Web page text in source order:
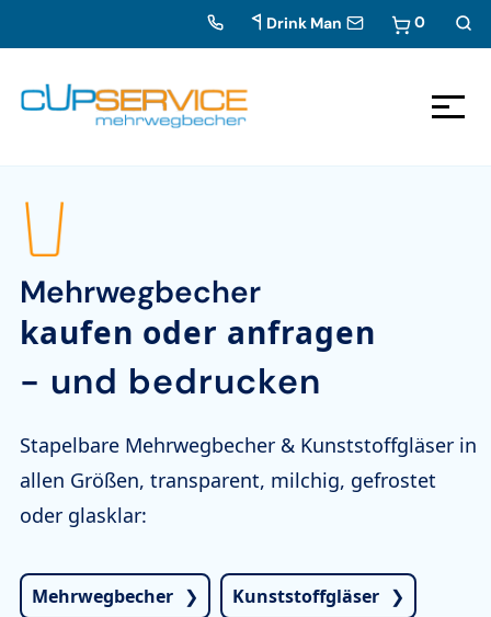
Zum Inhalt springen
Zur Navigation
Drink Man 0
Mehrwegbecher
kaufen oder anfragen
- und bedrucken
Stapelbare Mehrwegbecher & Kunststoffgläser in
allen Größen, transparent, milchig, gefrostet
oder glasklar:
Mehrwegbecher Kunststoffgläser